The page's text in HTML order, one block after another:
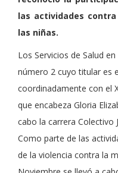
las actividades
las niñas.
Los Servicios de Salud
número 2 cuyo titular es
coordinadamente con el
que encabeza Gloria
cabo la carrera Colectivo
Como parte de las
de la violencia contra la